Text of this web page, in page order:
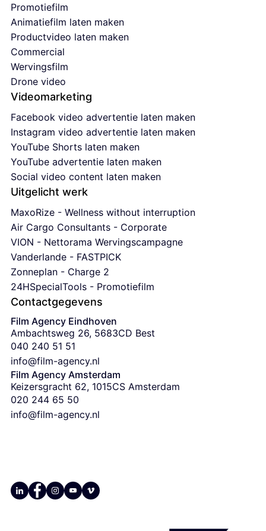
Promotiefilm
Animatiefilm laten maken
Productvideo laten maken
Commercial
Wervingsfilm
Drone video
Videomarketing
Facebook video advertentie laten maken
Instagram video advertentie laten maken
YouTube Shorts laten maken
YouTube advertentie laten maken
Social video content laten maken
Uitgelicht werk
MaxoRize - Wellness without interruption
Air Cargo Consultants - Corporate
VION - Nettorama Wervingscampagne
Vanderlande - FASTPICK
Zonneplan - Charge 2
24HSpecialTools - Promotiefilm
Contactgegevens
Film Agency Eindhoven
Ambachtsweg 26, 5683CD Best
‭040 240 51 51‬
info@film-agency.nl
Film Agency Amsterdam
Keizersgracht 62, 1015CS Amsterdam
‭020 244 65 50
info@film-agency.nl